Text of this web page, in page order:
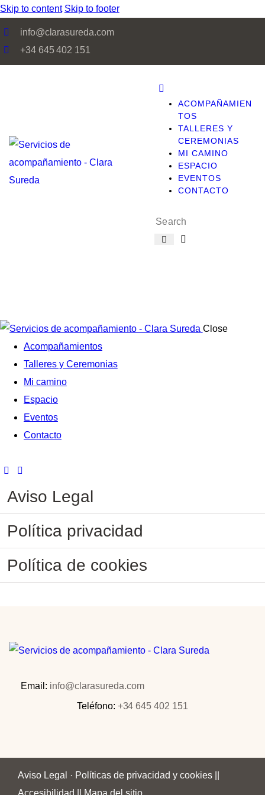
Skip to content Skip to footer
info@clarasureda.com
+34 645 402 151
ACOMPAÑAMIEN
TOS
TALLERES Y
CEREMONIAS
MI CAMINO
ESPACIO
EVENTOS
CONTACTO
Close
Acompañamientos
Talleres y Ceremonias
Mi camino
Espacio
Eventos
Contacto
Aviso Legal
Política privacidad
Política de cookies
Email: info@clarasureda.com
Teléfono: +34 645 402 151
Aviso Legal · Políticas de privacidad y cookies